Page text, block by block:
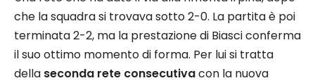
che la squadra si trovava sotto 2-0. La partita è poi
terminata 2-2, ma la prestazione di Biasci conferma
il suo ottimo momento di forma. Per lui si tratta
della seconda rete consecutivacon la nuova